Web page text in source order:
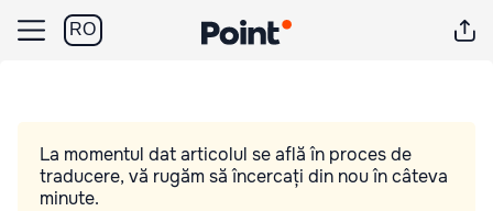
RO
La momentul dat articolul se află în proces de
traducere, vă rugăm să încercați din nou în câteva
minute.